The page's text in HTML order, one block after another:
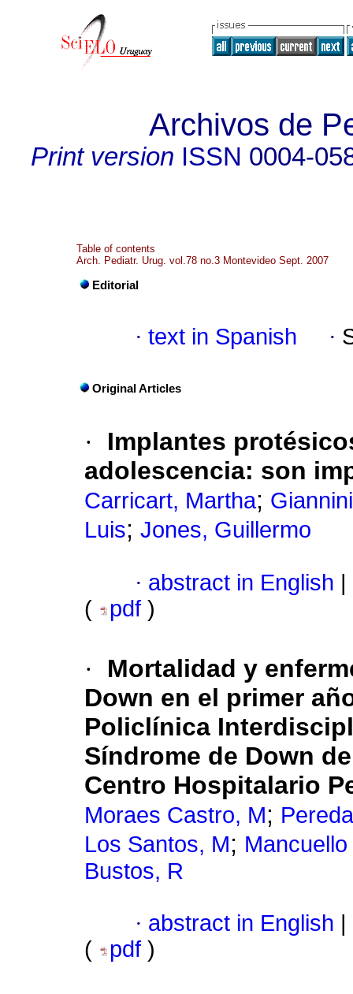
Archivos de
Print version ISSN 0004-
Table of contents
Arch. Pediatr. Urug. vol.78 no.3 Montevideo Sept. 2007
Editorial
· text in Spanish ·
Original Articles
·
Implantes
adolescencia: son
Carricart, Martha;
Luis; Jones, Guillermo
· abstract in English
(
pdf )
·
Mortalidad y
Down en el primer
Policlínica
Síndrome de Down
Centro Hospitalario
Moraes Castro, M;
Los Santos, M;
Bustos, R
· abstract in English
(
pdf )